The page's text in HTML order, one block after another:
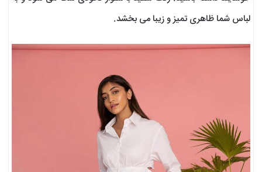
لباس شما ظاهری تمیز و زیبا می بخشد.